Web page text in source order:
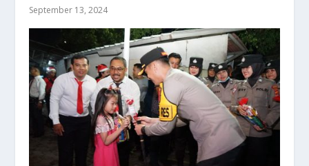
September 13, 2024